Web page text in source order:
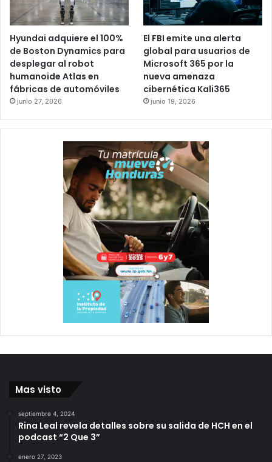
Hyundai adquiere el 100%
de Boston Dynamics para
desplegar al robot
humanoide Atlas en
fábricas de automóviles
junio 27, 2026
El FBI emite una alerta
global para usuarios de
Microsoft 365 por la
nueva amenaza
cibernética Kali365
junio 19, 2026
Mas visto
septiembre 4, 2024
Rina Leal revela detalles sobre su salida de HCH en el
podcast “2 Que 3”
enero 27, 2023